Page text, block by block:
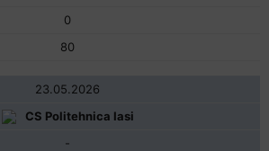
0
80
23.05.2026
CS Politehnica Iasi
-